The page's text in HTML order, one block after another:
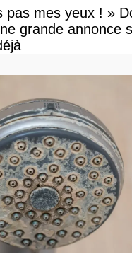
pas mes yeux ! »
grande annonce